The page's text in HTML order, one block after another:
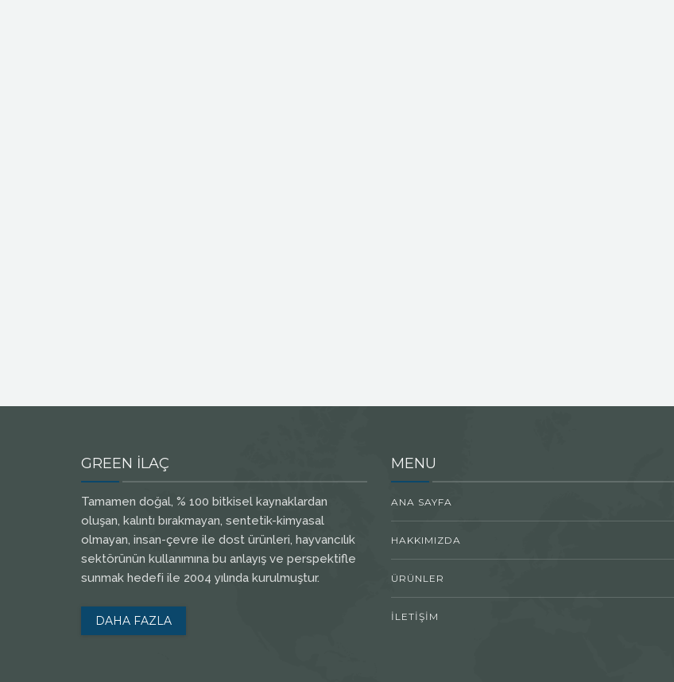
GREEN İLAÇ
Tamamen doğal, % 100 bitkisel kaynaklardan
oluşan, kalıntı bırakmayan, sentetik-kimyasal
olmayan, insan-çevre ile dost ürünleri, hayvancılık
sektörünün kullanımına bu anlayış ve perspektifle
sunmak hedefi ile 2004 yılında kurulmuştur.
DAHA FAZLA
MENU
ANA SAYFA
HAKKIMIZDA
ÜRÜNLER
İLETİŞİM